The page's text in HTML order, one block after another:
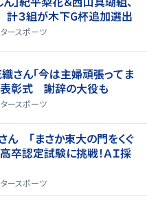
３組が木下G杯追加選出
タースポーツ
織さん「今は主婦頑張ってま
表彰式 謝辞の大役も
タースポーツ
ん 「まさか東大の門をくぐ
卒認定試験に挑戦！ＡＩ採
タースポーツ